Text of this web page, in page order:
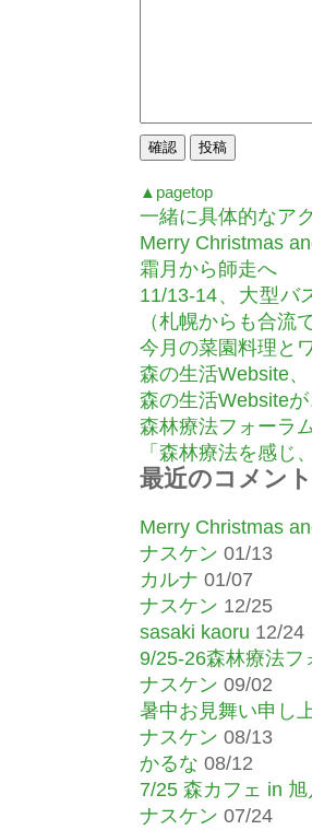
▲pagetop
一緒に具体的なア
Merry Christmas
霜月から師走へ
11/13-14、大型バ
（札幌からも合流
今月の菜園料理と
森の生活Website
森の生活Website
森林療法フォーラ
「森林療法を感じ
最近のコメント
Merry Christmas
ナスケン 01/13
カルナ 01/07
ナスケン 12/25
sasaki kaoru 12/24
9/25-26森林療法
ナスケン 09/02
暑中お見舞い申し
ナスケン 08/13
かるな 08/12
7/25 森カフェ in
ナスケン 07/24